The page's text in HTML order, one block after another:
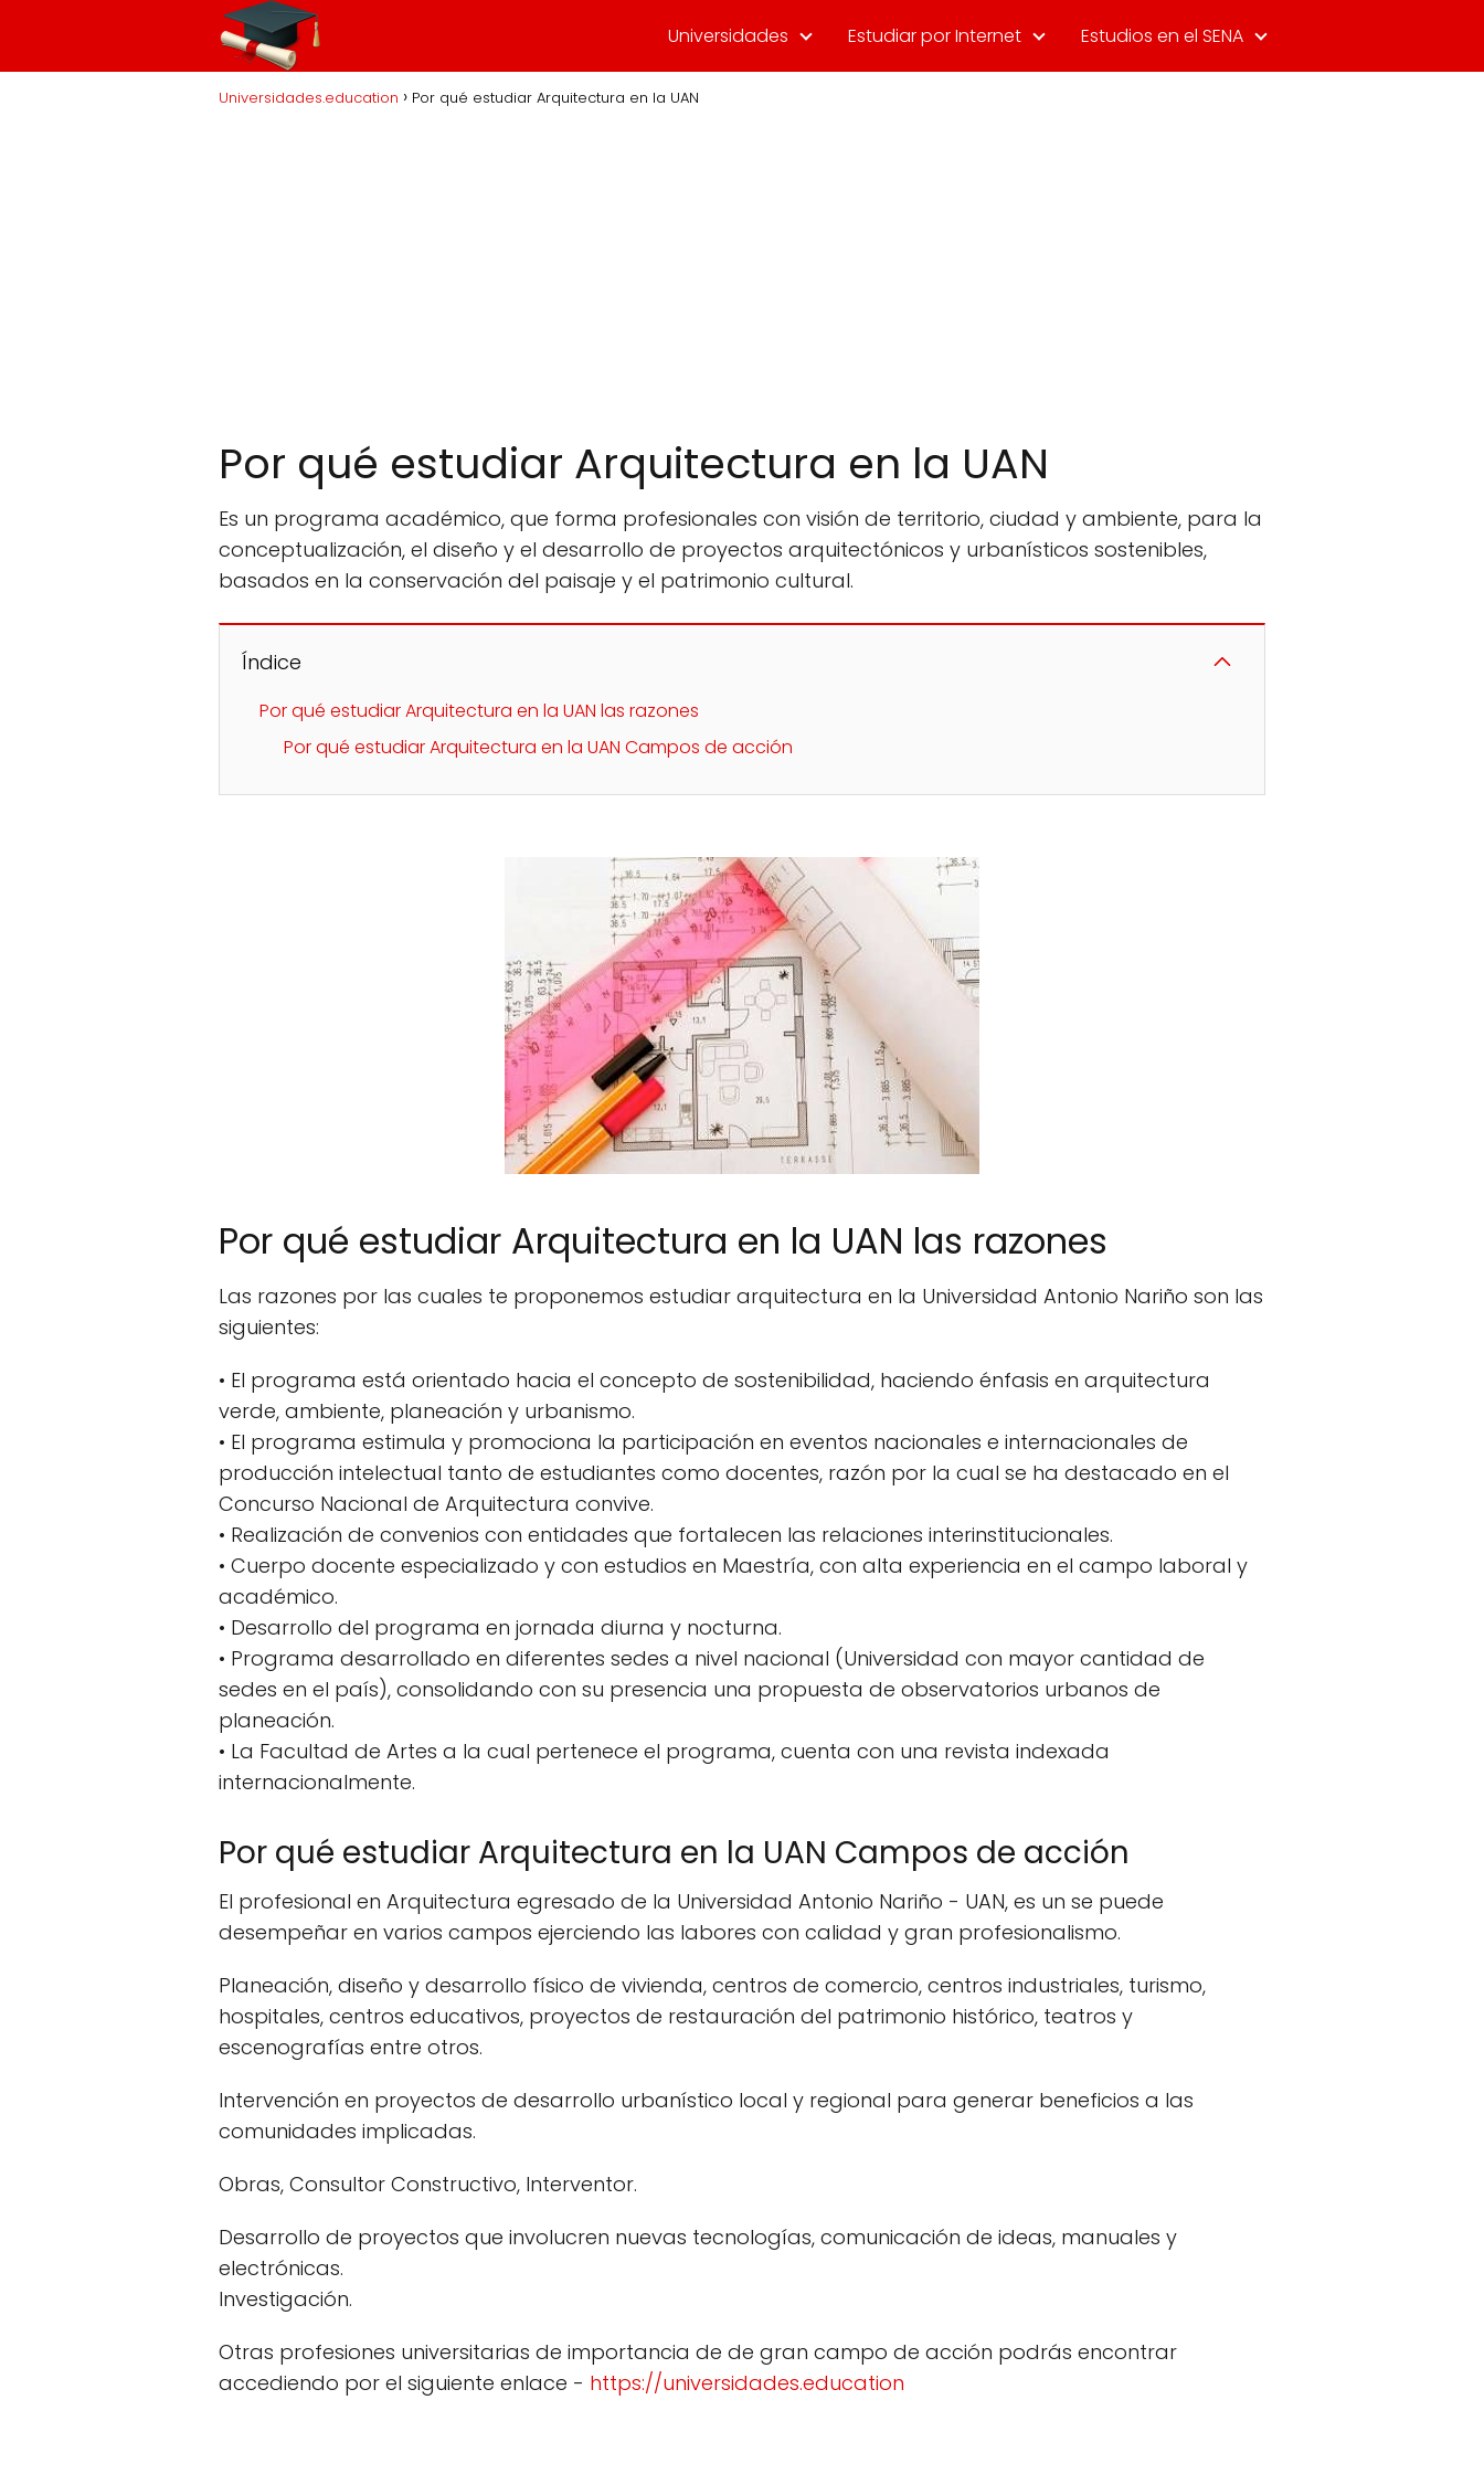
Universidades Estudiar por Internet Estudios en el SENA
Universidades.education Por qué estudiar Arquitectura en la UAN
Por qué estudiar Arquitectura en la UAN
Es un programa académico, que forma profesionales con visión de territorio, ciudad y ambiente, para la
conceptualización, el diseño y el desarrollo de proyectos arquitectónicos y urbanísticos sostenibles,
basados en la conservación del paisaje y el patrimonio cultural.
Índice
Por qué estudiar Arquitectura en la UAN las razones
Por qué estudiar Arquitectura en la UAN Campos de acción
Por qué estudiar Arquitectura en la UAN las razones
Las razones por las cuales te proponemos estudiar arquitectura en la Universidad Antonio Nariño son las
siguientes:
• El programa está orientado hacia el concepto de sostenibilidad, haciendo énfasis en arquitectura
verde, ambiente, planeación y urbanismo.
• El programa estimula y promociona la participación en eventos nacionales e internacionales de
producción intelectual tanto de estudiantes como docentes, razón por la cual se ha destacado en el
Concurso Nacional de Arquitectura convive.
• Realización de convenios con entidades que fortalecen las relaciones interinstitucionales.
• Cuerpo docente especializado y con estudios en Maestría, con alta experiencia en el campo laboral y
académico.
• Desarrollo del programa en jornada diurna y nocturna.
• Programa desarrollado en diferentes sedes a nivel nacional (Universidad con mayor cantidad de
sedes en el país), consolidando con su presencia una propuesta de observatorios urbanos de
planeación.
• La Facultad de Artes a la cual pertenece el programa, cuenta con una revista indexada
internacionalmente.
Por qué estudiar Arquitectura en la UAN Campos de acción
El profesional en Arquitectura egresado de la Universidad Antonio Nariño - UAN, es un se puede
desempeñar en varios campos ejerciendo las labores con calidad y gran profesionalismo.
Planeación, diseño y desarrollo físico de vivienda, centros de comercio, centros industriales, turismo,
hospitales, centros educativos, proyectos de restauración del patrimonio histórico, teatros y
escenografías entre otros.
Intervención en proyectos de desarrollo urbanístico local y regional para generar beneficios a las
comunidades implicadas.
Obras, Consultor Constructivo, Interventor.
Desarrollo de proyectos que involucren nuevas tecnologías, comunicación de ideas, manuales y
electrónicas.
Investigación.
Otras profesiones universitarias de importancia de de gran campo de acción podrás encontrar
accediendo por el siguiente enlace - https://universidades.education